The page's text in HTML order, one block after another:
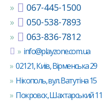
067-445-1500
050-538-7893
063-836-7812
info@playzone.com.ua
02121, Київ, Вірменська 29
Нікополь, вул. Ватутіна 15
Покровск, Шахтарський 11